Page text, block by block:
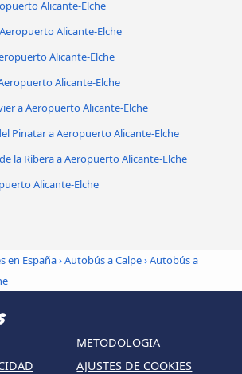
Alicante-Elche
Alicante-Elche
Alicante-Elche
Alicante-Elche
a Aeropuerto Alicante-Elche
Pinatar a Aeropuerto Alicante-Elche
la Ribera a Aeropuerto Alicante-Elche
Alicante-Elche
en España›Autobús a Calpe›Autobús a
METODOLOGIA
AJUSTES DE COOKIES